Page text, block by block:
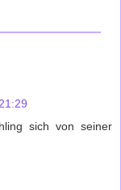
sich von seiner